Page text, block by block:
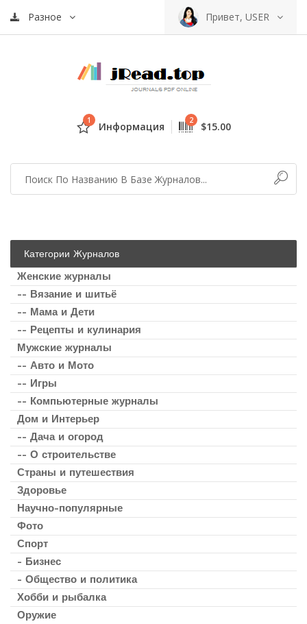
Разное Привет, USER
1 Информация 2 $15.00
Категории Журналов
Женские журналы
-- Вязание и шитьё
-- Мама и Дети
-- Рецепты и кулинария
Мужские журналы
-- Авто и Мото
-- Игры
-- Компьютерные журналы
Дом и Интерьер
-- Дача и огород
-- О строительстве
Страны и путешествия
Здоровье
Научно-популярные
Фото
Спорт
- Бизнес
- Общество и политика
Хобби и рыбалка
Оружие